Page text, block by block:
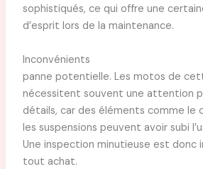
sophistiqués, ce qui offre une
d’esprit lors de la maintenance.
Inconvénients
panne potentielle. Les motos de
nécessitent souvent une attention
détails, car des éléments comme le
les suspensions peuvent avoir subi
Une inspection minutieuse est donc
tout achat.